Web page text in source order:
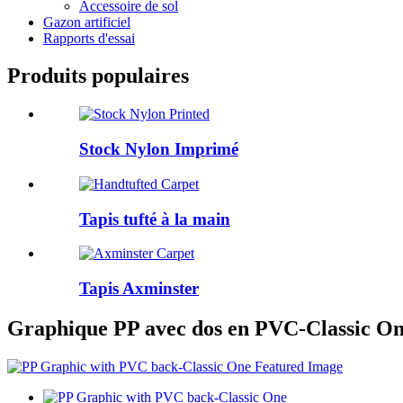
Accessoire de sol
Gazon artificiel
Rapports d'essai
Produits populaires
Stock Nylon Imprimé
Tapis tufté à la main
Tapis Axminster
Graphique PP avec dos en PVC-Classic